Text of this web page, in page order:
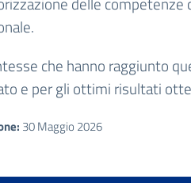
che hanno raggiunto
e per gli ottimi risultati
30 Maggio 2026